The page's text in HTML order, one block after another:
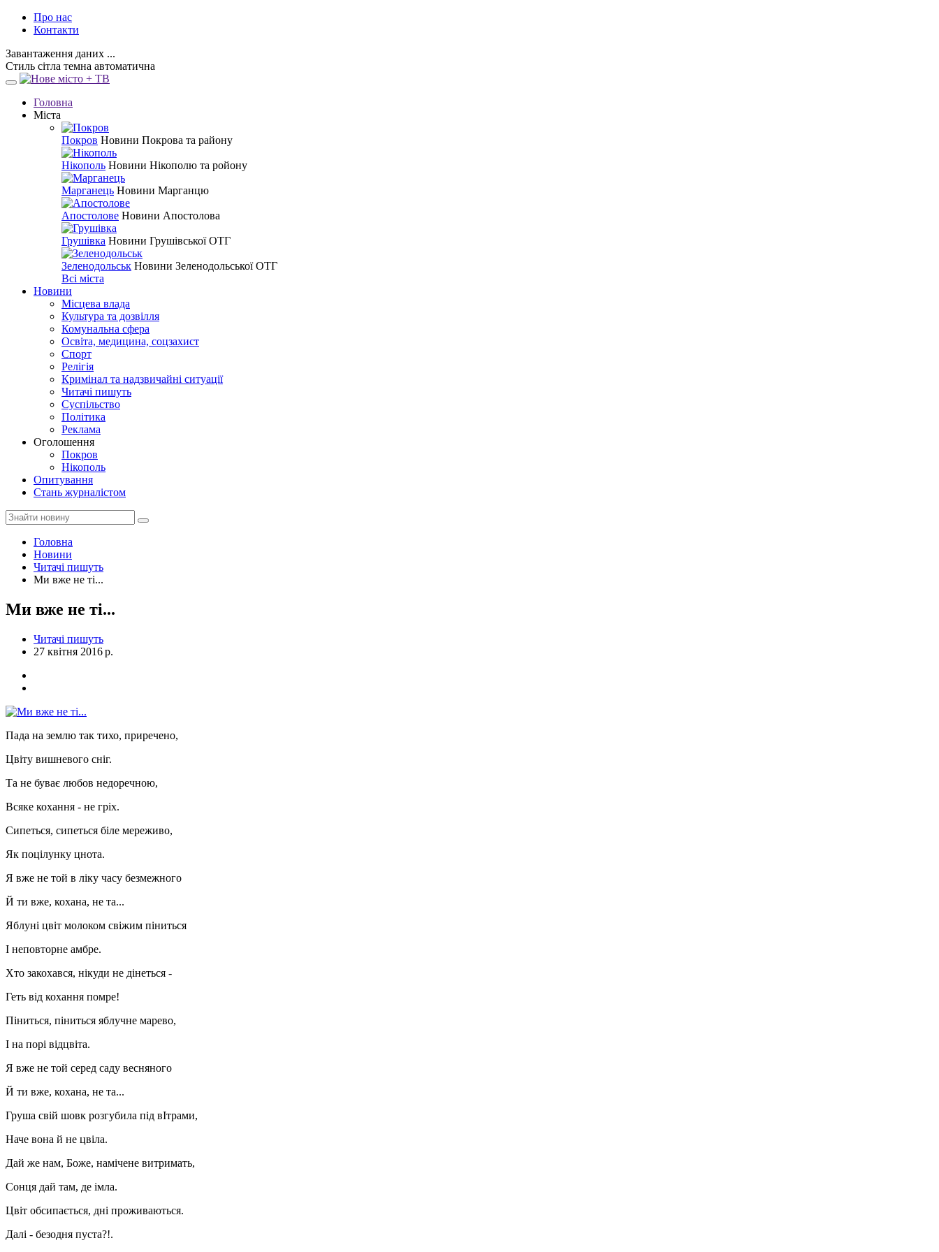
Про нас
Контакти
Завантаження даних ...
Стиль сітла темна автоматична
Головна
Міста
Покров Новини Покрова та району
Нікополь Новини Нікополю та ройону
Марганець Новини Марганцю
Апостолове Новини Апостолова
Грушівка Новини Грушівської ОТГ
Зеленодольськ Новини Зеленодольської ОТГ
Всі міста
Новини
Місцева влада
Культура та дозвілля
Комунальна сфера
Освіта, медицина, соцзахист
Спорт
Релігія
Кримінал та надзвичайні ситуації
Читачі пишуть
Суспільство
Політика
Реклама
Оголошення
Покров
Нікополь
Опитування
Стань журналістом
Головна
Новини
Читачі пишуть
Ми вже не ті...
Ми вже не ті...
Читачі пишуть
27 квітня 2016 р.
Пада на землю так тихо, приречено,
Цвіту вишневого сніг.
Та не буває любов недоречною,
Всяке кохання - не гріх.
Сипеться, сипеться біле мереживо,
Як поцілунку цнота.
Я вже не той в ліку часу безмежного
Й ти вже, кохана, не та...
Яблуні цвіт молоком свіжим піниться
І неповторне амбре.
Хто закохався, нікуди не дінеться -
Геть від кохання помре!
Піниться, піниться яблучне марево,
І на порі відцвіта.
Я вже не той серед саду весняного
Й ти вже, кохана, не та...
Груша свій шовк розгубила під вІтрами,
Наче вона й не цвіла.
Дай же нам, Боже, намічене витримать,
Сонця дай там, де імла.
Цвіт обсипається, дні проживаються.
Далі - безодня пуста?!.